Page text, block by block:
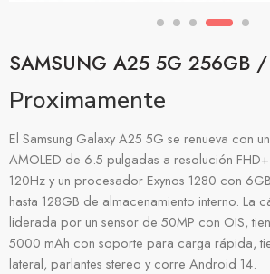
SAMSUNG A25 5G 256GB
Proximamente
El Samsung Galaxy A25 5G se renueva con
AMOLED de 6.5 pulgadas a resolución
120Hz y un procesador Exynos 1280 con
hasta 128GB de almacenamiento interno. La
liderada por un sensor de 50MP con OIS,
5000 mAh con soporte para carga rápida,
lateral, parlantes stereo y corre Android 14.